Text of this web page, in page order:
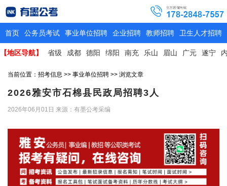
首页 公务员考试 事业单位招聘 企业招聘 教师招聘 卫生人才招聘
【地区导航】 省级 成都 德阳 绵阳 南充 乐山 眉山 广元 遂宁
当前位置： 招考信息 >> 事业单位招聘 >> 浏览文章
2026雅安市石棉县民政局招聘3人
2026年06月01日 来源：有墨公考采编